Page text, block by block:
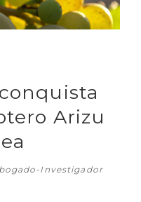
Arizu
Investigador